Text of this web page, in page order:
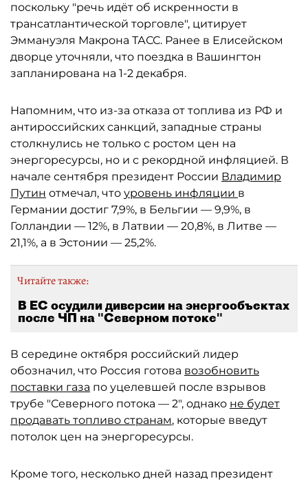
поскольку "речь идёт об искренности в
трансатлантической торговле", цитирует
Эммануэля Макрона ТАСС. Ранее в Елисейском
дворце уточняли, что поездка в Вашингтон
запланирована на 1-2 декабря.
Напомним, что из-за отказа от топлива из РФ и
антироссийских санкций, западные страны
столкнулись не только с ростом цен на
энергоресурсы, но и с рекордной инфляцией. В
начале сентября президент России Владимир
Путин отмечал, что уровень инфляции в
Германии достиг 7,9%, в Бельгии — 9,9%, в
Голландии — 12%, в Латвии — 20,8%, в Литве —
21,1%, а в Эстонии — 25,2%.
Читайте также:
В ЕС осудили диверсии на энергообъектах
после ЧП на "Северном потоке"
В середине октября российский лидер
обозначил, что Россия готова возобновить
поставки газа по уцелевшей после взрывов
трубе "Северного потока — 2", однако не будет
продавать топливо странам, которые введут
потолок цен на энергоресурсы.
Кроме того, несколько дней назад президент